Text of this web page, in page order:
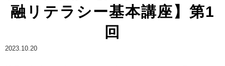
融リテラシー基本講座】第1
回
2023.10.20